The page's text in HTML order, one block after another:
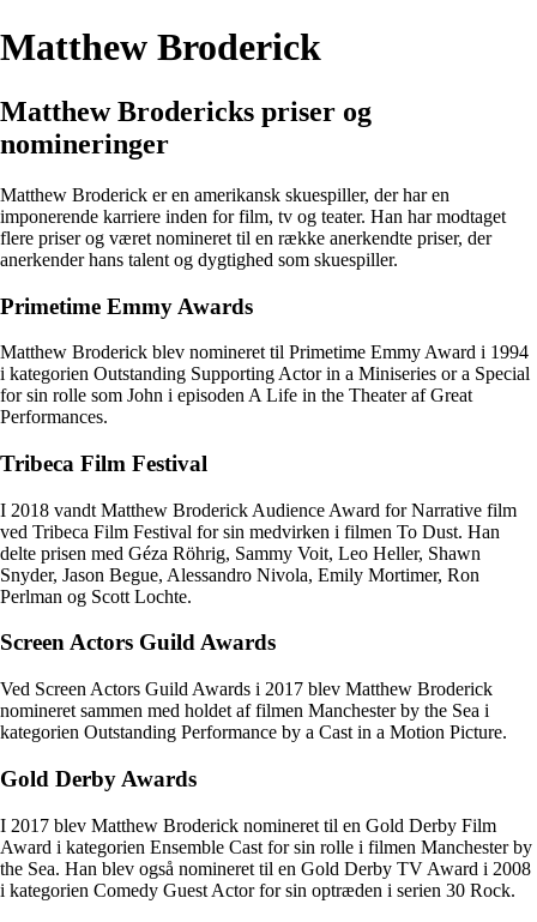
Matthew Broderick
Matthew Brodericks priser og
nomineringer
Matthew Broderick er en amerikansk skuespiller, der har en
imponerende karriere inden for film, tv og teater. Han har modtaget
flere priser og været nomineret til en række anerkendte priser, der
anerkender hans talent og dygtighed som skuespiller.
Primetime Emmy Awards
Matthew Broderick blev nomineret til Primetime Emmy Award i 1994
i kategorien Outstanding Supporting Actor in a Miniseries or a Special
for sin rolle som John i episoden A Life in the Theater af Great
Performances.
Tribeca Film Festival
I 2018 vandt Matthew Broderick Audience Award for Narrative film
ved Tribeca Film Festival for sin medvirken i filmen To Dust. Han
delte prisen med Géza Röhrig, Sammy Voit, Leo Heller, Shawn
Snyder, Jason Begue, Alessandro Nivola, Emily Mortimer, Ron
Perlman og Scott Lochte.
Screen Actors Guild Awards
Ved Screen Actors Guild Awards i 2017 blev Matthew Broderick
nomineret sammen med holdet af filmen Manchester by the Sea i
kategorien Outstanding Performance by a Cast in a Motion Picture.
Gold Derby Awards
I 2017 blev Matthew Broderick nomineret til en Gold Derby Film
Award i kategorien Ensemble Cast for sin rolle i filmen Manchester by
the Sea. Han blev også nomineret til en Gold Derby TV Award i 2008
i kategorien Comedy Guest Actor for sin optræden i serien 30 Rock.